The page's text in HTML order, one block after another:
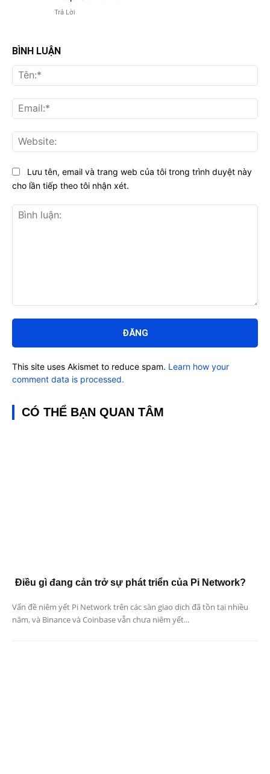
Trả Lời
BÌNH LUẬN
luận:
Lưu tên, email và trang web của tôi trong trình duyệt này
cho lần tiếp theo tôi nhận xét.
This site uses Akismet to reduce spam. Learn how your
comment data is processed.
CÓ THỂ BẠN QUAN TÂM
Điều gì đang cản trở sự phát triển của Pi Network?
Vấn đề niêm yết Pi Network trên các sàn giao dịch đã tồn tại nhiều
năm, và Binance và Coinbase vẫn chưa niêm yết...